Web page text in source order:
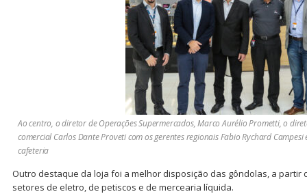
Ao centro, o diretor de Operações Supermercados, Marco Aurélio Prometti, o
comercial Carlos Dante Proveti com os gerentes regionais Fabio Rychard
cafeteria
Outro destaque da loja foi a melhor disposição das gôndolas, a partir
setores de eletro, de petiscos e de mercearia líquida.